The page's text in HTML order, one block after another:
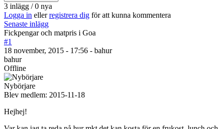
3 inlägg / 0 nya
Logga in ellerregistrera dig för att kunna kommentera
Senaste inlägg
Fickpengar och matpris i Goa
#1
18 november, 2015 - 17:56 - bahur
bahur
Offline
Nybörjare
Blev medlem: 2015-11-18
Hejhej!